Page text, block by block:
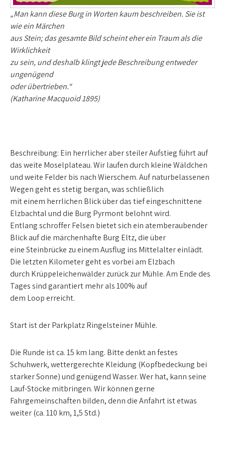
„Man kann diese Burg in Worten kaum beschreiben. Sie ist
wie ein Märchen
aus Stein; das gesamte Bild scheint eher ein Traum als die
Wirklichkeit
zu sein, und deshalb klingt jede Beschreibung entweder
ungenügend
oderübertrieben.“
(Katharine Macquoid 1895)
Beschreibung: Ein herrlicher aber steiler Aufstieg führt auf
das weite Moselplateau. Wir laufen durch kleine Wäldchen
und weite Felder bis nach Wierschem. Auf naturbelassenen
Wegen geht es stetig bergan, was schließlich
mit einem herrlichen Blick über das tief eingeschnittene
Elzbachtal und die Burg Pyrmont belohnt wird.
Entlang schroffer Felsen bietet sich ein atemberaubender
Blick auf die märchenhafte Burg Eltz, die über
eine Steinbrücke zu einem Ausflug ins Mittelalter einlädt.
Die letzten Kilometer geht es vorbei am Elzbach
durch Krüppeleichenwälder zurück zur Mühle. Am Ende des
Tages sind garantiert mehr als 100% auf
dem Loop erreicht.
Start ist der Parkplatz Ringelsteiner Mühle.
Die Runde ist ca. 15 km lang. Bitte denkt an festes
Schuhwerk, wettergerechte Kleidung (Kopfbedeckung bei
starker Sonne) und genügend Wasser. Wer hat, kann seine
Lauf-Stöcke mitbringen. Wir können gerne
Fahrgemeinschaften bilden, denn die Anfahrt ist etwas
weiter (ca. 110 km, 1,5 Std.)